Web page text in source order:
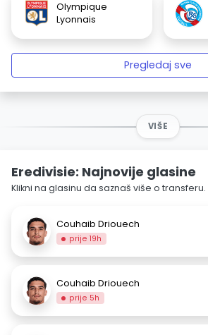
Olympique
Lyonnais
Pregledaj sve
VIŠE
Eredivisie: Najnovije glasine
Klikni na glasinu da saznaš više o transferu.
Couhaib Driouech
prije 19h
Couhaib Driouech
prije 5h